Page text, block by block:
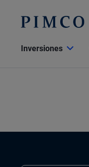
Inversiones